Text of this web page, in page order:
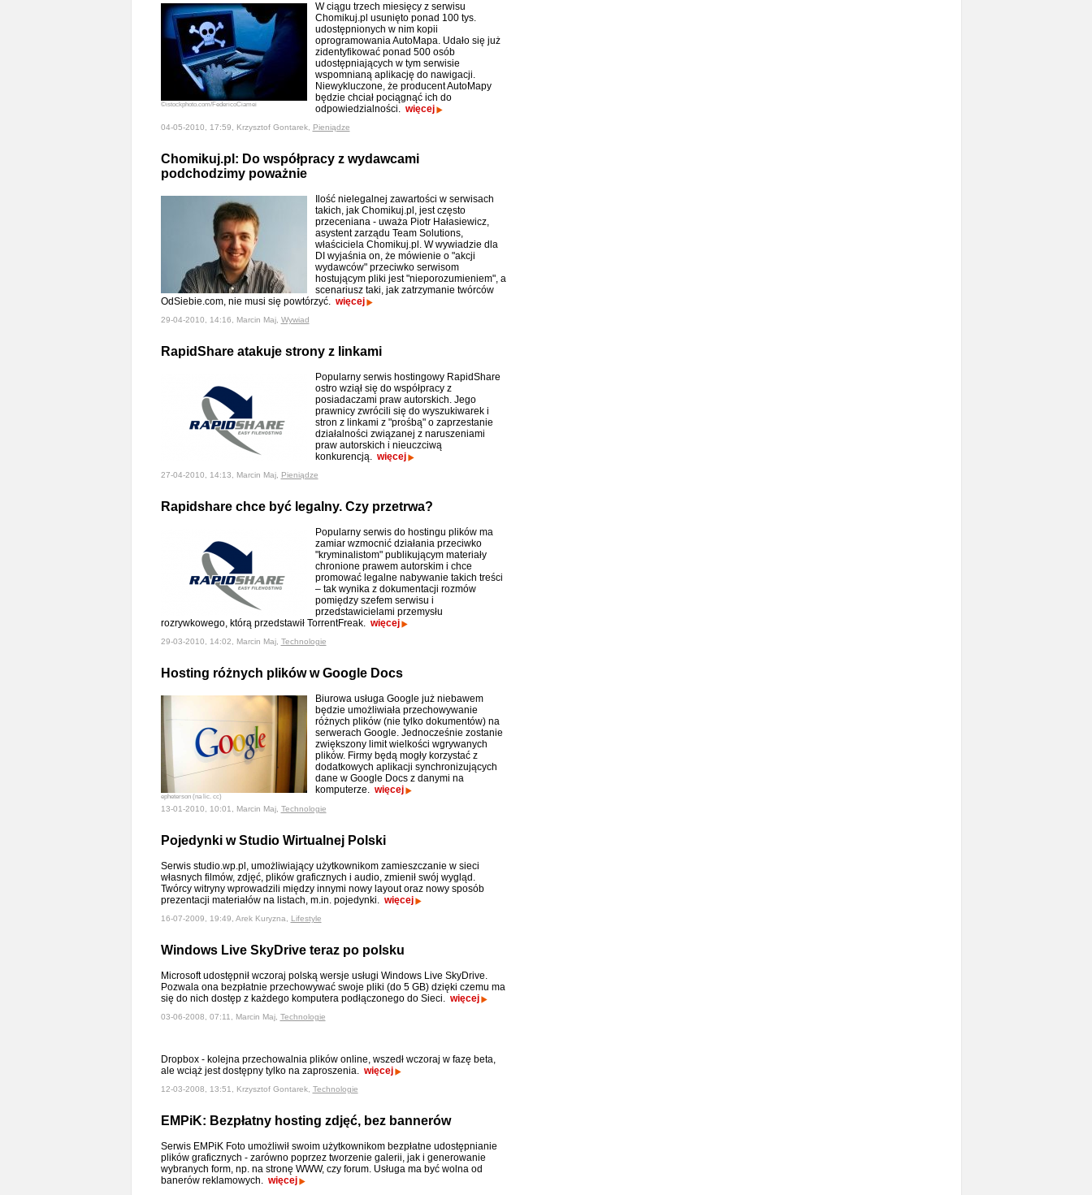
©istockphoto.com/FedericoCiamei
W ciągu trzech miesięcy z serwisu
Chomikuj.pl usunięto ponad 100 tys.
udostępnionych w nim kopii
oprogramowania AutoMapa. Udało się już
zidentyfikować ponad 500 osób
udostępniających w tym serwisie
wspomnianą aplikację do nawigacji.
Niewykluczone, że producent AutoMapy
będzie chciał pociągnąć ich do
odpowiedzialności. więcej
04-05-2010, 17:59, Krzysztof Gontarek, Pieniądze
Chomikuj.pl: Do współpracy z wydawcami
podchodzimy poważnie
Ilość nielegalnej zawartości w serwisach
takich, jak Chomikuj.pl, jest często
przeceniana - uważa Piotr Hałasiewicz,
asystent zarządu Team Solutions,
właściciela Chomikuj.pl. W wywiadzie dla
DI wyjaśnia on, że mówienie o "akcji
wydawców" przeciwko serwisom
hostującym pliki jest "nieporozumieniem", a
scenariusz taki, jak zatrzymanie twórców
OdSiebie.com, nie musi się powtórzyć. więcej
29-04-2010, 14:16, Marcin Maj, Wywiad
RapidShare atakuje strony z linkami
Popularny serwis hostingowy RapidShare
ostro wziął się do współpracy z
posiadaczami praw autorskich. Jego
prawnicy zwrócili się do wyszukiwarek i
stron z linkami z "prośbą" o zaprzestanie
działalności związanej z naruszeniami
praw autorskich i nieuczciwą
konkurencją. więcej
27-04-2010, 14:13, Marcin Maj, Pieniądze
Rapidshare chce być legalny. Czy przetrwa?
Popularny serwis do hostingu plików ma
zamiar wzmocnić działania przeciwko
"kryminalistom" publikującym materiały
chronione prawem autorskim i chce
promować legalne nabywanie takich treści
– tak wynika z dokumentacji rozmów
pomiędzy szefem serwisu i
przedstawicielami przemysłu
rozrywkowego, którą przedstawił TorrentFreak. więcej
29-03-2010, 14:02, Marcin Maj, Technologie
Hosting różnych plików w Google Docs
epheterson (na lic. cc)
Biurowa usługa Google już niebawem
będzie umożliwiała przechowywanie
różnych plików (nie tylko dokumentów) na
serwerach Google. Jednocześnie zostanie
zwiększony limit wielkości wgrywanych
plików. Firmy będą mogły korzystać z
dodatkowych aplikacji synchronizujących
dane w Google Docs z danymi na
komputerze. więcej
13-01-2010, 10:01, Marcin Maj, Technologie
Pojedynki w Studio Wirtualnej Polski
Serwis studio.wp.pl, umożliwiający użytkownikom zamieszczanie w sieci
własnych filmów, zdjęć, plików graficznych i audio, zmienił swój wygląd.
Twórcy witryny wprowadzili między innymi nowy layout oraz nowy sposób
prezentacji materiałów na listach, m.in. pojedynki. więcej
16-07-2009, 19:49, Arek Kuryzna, Lifestyle
Windows Live SkyDrive teraz po polsku
Microsoft udostępnił wczoraj polską wersje usługi Windows Live SkyDrive.
Pozwala ona bezpłatnie przechowywać swoje pliki (do 5 GB) dzięki czemu ma
się do nich dostęp z każdego komputera podłączonego do Sieci. więcej
03-06-2008, 07:11, Marcin Maj, Technologie
Dropbox - kolejna przechowalnia plików online, wszedł wczoraj w fazę beta,
ale wciąż jest dostępny tylko na zaproszenia. więcej
12-03-2008, 13:51, Krzysztof Gontarek, Technologie
EMPiK: Bezpłatny hosting zdjęć, bez bannerów
Serwis EMPiK Foto umożliwił swoim użytkownikom bezpłatne udostępnianie
plików graficznych - zarówno poprzez tworzenie galerii, jak i generowanie
wybranych form, np. na stronę WWW, czy forum. Usługa ma być wolna od
banerów reklamowych. więcej